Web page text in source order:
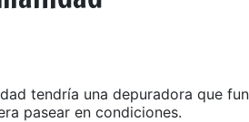
tendría una depuradora que
pasear en condiciones.